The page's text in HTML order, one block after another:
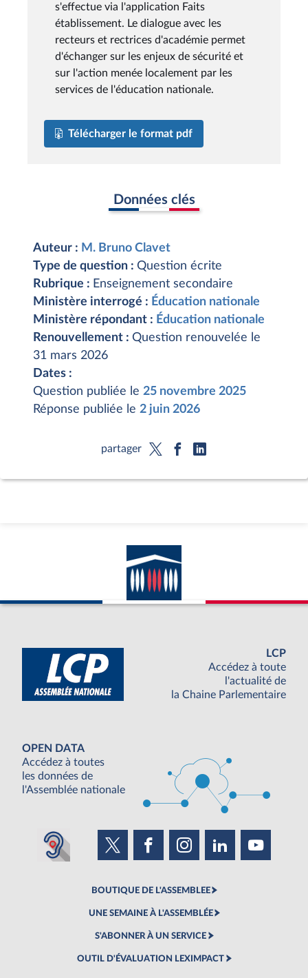
s'effectue via l'application Faits
établissement. Le dialogue avec les
recteurs et rectrices d'académie permet
d'échanger sur les enjeux de sécurité et
sur l'action menée localement par les
services de l'éducation nationale.
Télécharger le format pdf
Données clés
Auteur : M. Bruno Clavet
Type de question : Question écrite
Rubrique : Enseignement secondaire
Ministère interrogé : Éducation nationale
Ministère répondant : Éducation nationale
Renouvellement : Question renouvelée le
31 mars 2026
Dates :
Question publiée le 25 novembre 2025
Réponse publiée le 2 juin 2026
partager
LCP
Accédez à toute
l'actualité de
la Chaine Parlementaire
OPEN DATA
Accédez à toutes
les données de
l'Assemblée nationale
BOUTIQUE DE L'ASSEMBLEE
UNE SEMAINE À L'ASSEMBLÉE
S'ABONNER À UN SERVICE
OUTIL D'ÉVALUATION LEXIMPACT